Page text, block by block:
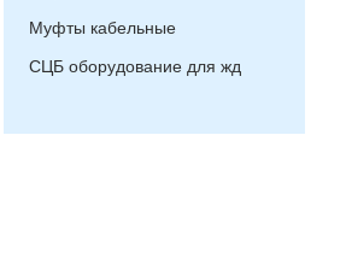
Муфты кабельные
СЦБ оборудование для жд